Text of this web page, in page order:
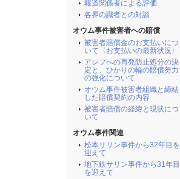
報道関係者による評価
各界の識者との対談
オウム事件被害者への賠償
被害者賠償金のお支払いにつ
いて〈お支払いの最新状況〉
アレフへの再発防止処分の決
定と、ひかりの輪の賠償努力
の強化について
オウム事件被害者組織と締結
した賠償契約の内容
被害者賠償の経緯と現状につ
いて
オウム事件関連
松本サリン事件から32年目を
迎えて
地下鉄サリン事件から31年目
を迎えて